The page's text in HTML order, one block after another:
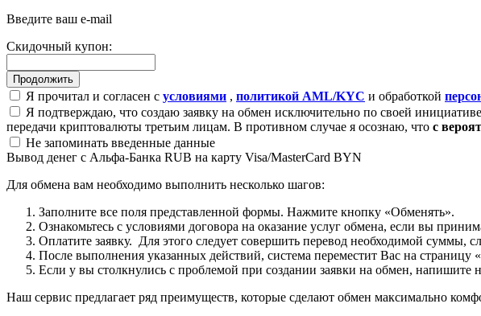
Введите ваш e-mail
Скидочный купон:
Я прочитал и согласен с условиями , политикой AML/KYC и обработкой
Я подтверждаю, что создаю заявку на обмен исключительно по своей
передачи криптовалюты третьим лицам. В противном случае я осознаю, что с
Не запоминать введенные данные
Вывод денег с Альфа-Банка RUB на карту Visa/MasterCard BYN
Для обмена вам необходимо выполнить несколько шагов:
Заполните все поля представленной формы. Нажмите кнопку «Обменять».
Ознакомьтесь с условиями договора на оказание услуг обмена, если вы
Оплатите заявку. Для этого следует совершить перевод необходимой суммы,
После выполнения указанных действий, система переместит Вас на страницу
Если у вы столкнулись с проблемой при создании заявки на обмен,
Наш сервис предлагает ряд преимуществ, которые сделают обмен максимально